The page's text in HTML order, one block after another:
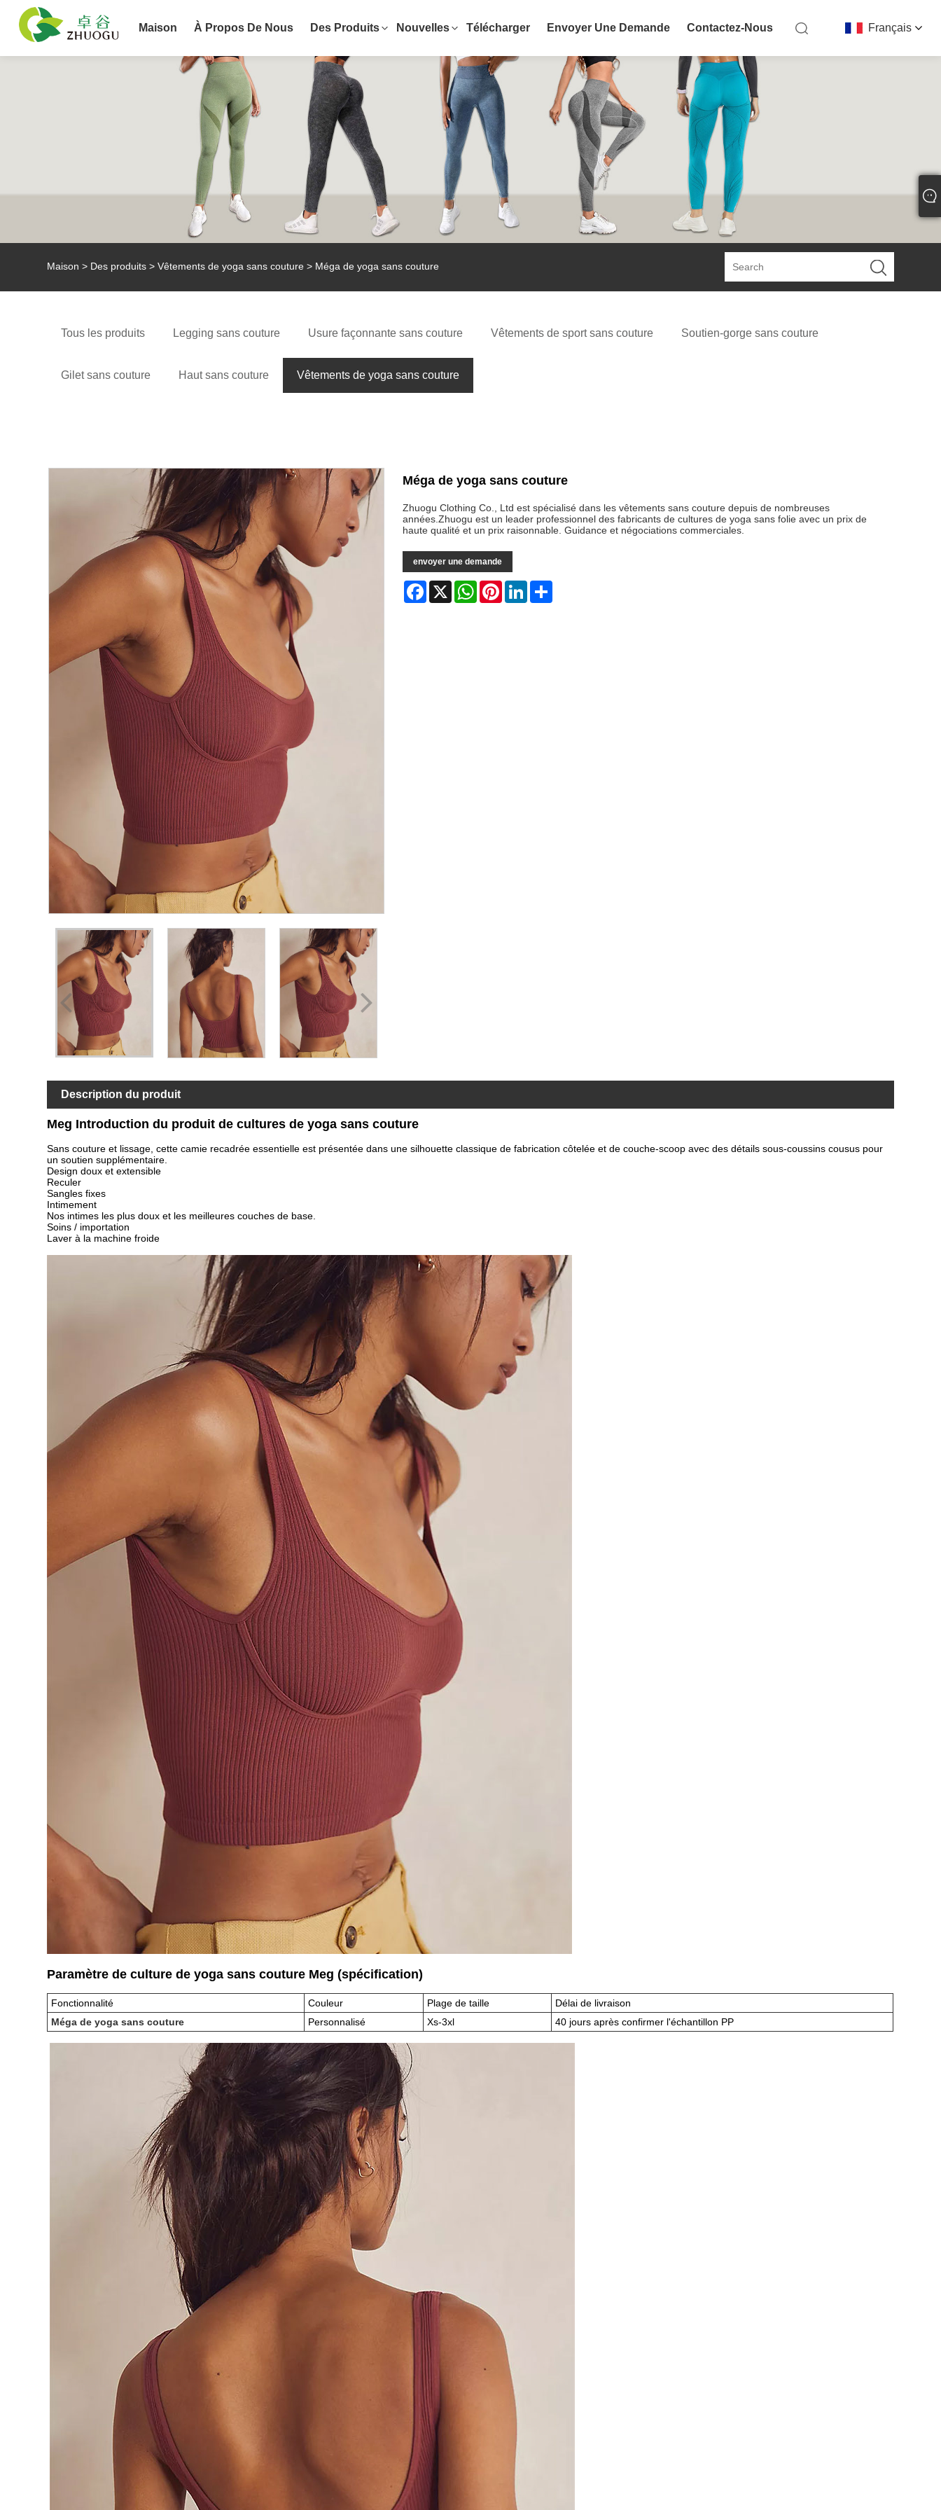
Français
Maison À Propos De Nous Des Produits Nouvelles Télécharger Envoyer Une Demande Contactez-Nous
Maison > Des produits >Vêtements de yoga sans couture > Méga de yoga sans couture
Tous les produits Legging sans couture Usure façonnante sans couture Vêtements de sport sans couture Soutien-gorge sans couture
Gilet sans couture Haut sans couture Vêtements de yoga sans couture
Méga de yoga sans couture
Zhuogu Clothing Co., Ltd est spécialisé dans les vêtements sans couture depuis de nombreuses
années.Zhuogu est un leader professionnel des fabricants de cultures de yoga sans folie avec un prix de
haute qualité et un prix raisonnable. Guidance et négociations commerciales.
envoyer une demande
Facebook
X WhatsAppPinterestLinkedIn
Description du produit
Meg Introduction du produit de cultures de yoga sans couture
Sans couture et lissage, cette camie recadrée essentielle est présentée dans une silhouette classique de fabrication côtelée et de couche-scoop avec des détails sous-coussins cousus pour
un soutien supplémentaire.
Design doux et extensible
Reculer
Sangles fixes
Intimement
Nos intimes les plus doux et les meilleures couches de base.
Soins / importation
Laver à la machine froide
Paramètre de culture de yoga sans couture Meg (spécification)
Fonctionnalité Couleur Plage de taille
Délai de livraison
Méga de yoga sans couture
Personnalisé Xs-3xl 40 jours après confirmer l'échantillon PP